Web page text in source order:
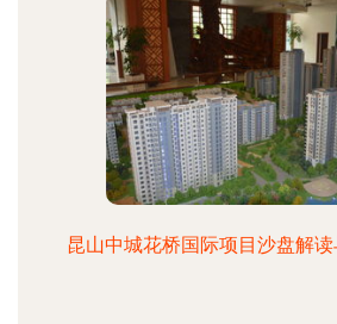
昆山中城花桥国际项目沙盘解